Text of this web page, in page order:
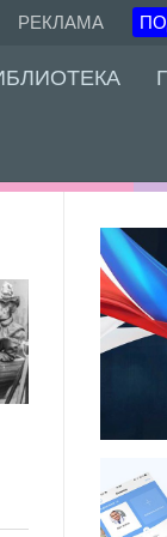
РЕКЛАМА